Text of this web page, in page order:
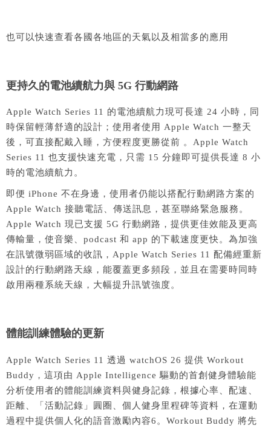
也可以快速查看各國各地區的天氣以及相當多的應用
更持久的電池續航力與 5G 行動網路
Apple Watch Series 11 的電池續航力現可長達 24 小時，同
時保留輕薄舒適的設計；使用者使用 Apple Watch 一整天
後，可直接配戴入睡，方便程度更勝從前 。Apple Watch
Series 11 也支援快速充電，只需 15 分鐘即可提供長達 8 小
時的電池續航力。
即便 iPhone 不在身邊，使用者仍能以搭配行動網路方案的
Apple Watch 接聽電話、傳送訊息，甚至聯絡緊急服務。
Apple Watch 現已支援 5G 行動網路，提供更佳效能及更高
傳輸量，使音樂、podcast 和 app 的下載速度更快。為加強
在訊號微弱區域的收訊，Apple Watch Series 11 配備經重新
設計的行動網路天線，能覆蓋更多頻段，並且在需要時同時
啟用兩種系統天線，大幅提升訊號強度。
體能訓練體驗的更新
Apple Watch Series 11 透過 watchOS 26 提供 Workout
Buddy，這項由 Apple Intelligence 驅動的首創健身體驗能
分析使用者的體能訓練資料與健身記錄，根據心率、配速、
距離、「活動記錄」圓圈、個人健身里程碑等資料，在運動
過程中提供個人化的語音激勵內容6。Workout Buddy 將先